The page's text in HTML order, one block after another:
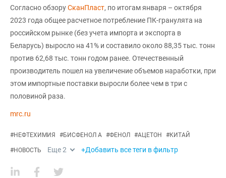
Согласно обзоруСканПласт, по итогам января – октября
2023 года общее расчетное потребление ПК-гранулята на
российском рынке (без учета импорта и экспорта в
Беларусь) выросло на 41% и составило около 88,35 тыс. тонн
против 62,68 тыс. тонн годом ранее. Отечественный
производитель пошел на увеличение объемов наработки, при
этом импортные поставки выросли более чем в три с
половиной раза.
mrc.ru
#НЕФТЕХИМИЯ #БИСФЕНОЛ А #ФЕНОЛ #АЦЕТОН #КИТАЙ
#НОВОСТЬ Еще2 +Добавить все теги в фильтр